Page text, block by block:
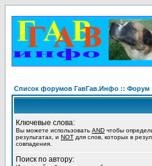
Список форумов ГавГав.Инфо :: Форум
Ключевые слова:
Вы можете использовать AND чтобы
результатах, и NOT для слов, которых в
совпадения.
Поиск по автору: